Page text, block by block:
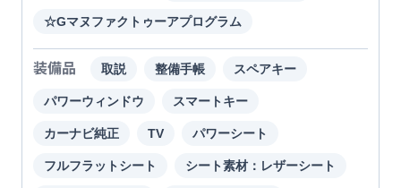
☆Gマヌファクトゥーアプログラム
装備品 取説 整備手帳 スペアキー
パワーウィンドウ スマートキー
カーナビ純正 TV パワーシート
フルフラットシート シート素材：レザーシート